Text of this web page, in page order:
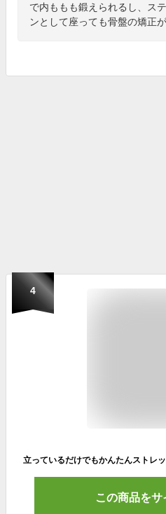
で内ももも鍛えられるし、ス
ンとして座っても骨盤の矯正
4
この商品をサ